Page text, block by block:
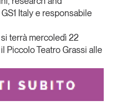
Italy e responsabile
terrà mercoledì 22
Piccolo Teatro Grassi alle